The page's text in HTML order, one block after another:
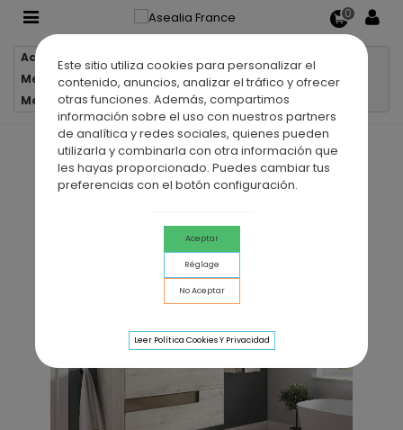
Este sitio utiliza cookies para personalizar el
contenido, anuncios, analizar el tráfico y ofrecer
otras funciones. Además, compartimos
información sobre el uso con nuestros partners
de analítica y redes sociales, quienes pueden
utilizarla y combinarla con otra información que
les hayas proporcionado. Puedes cambiar tus
preferencias con el botón configuración.
Aceptar
Réglage
No Aceptar
Leer Política Cookies Y Privacidad
0
Accueil
Meubles salle de bain suspendus
Meuble de salle de bain suspendu VISION 2 tiroirs